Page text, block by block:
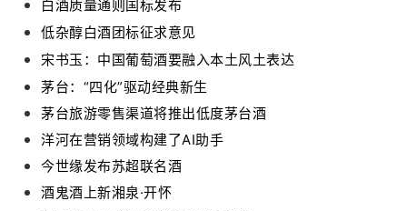
白酒质量通则国标发布
低杂醇白酒团标征求意见
宋书玉：中国葡萄酒要融入本土风土表达
茅台：“四化”驱动经典新生
茅台旅游零售渠道将推出低度茅台酒
洋河在营销领域构建了AI助手
今世缘发布苏超联名酒
酒鬼酒上新湘泉·开怀